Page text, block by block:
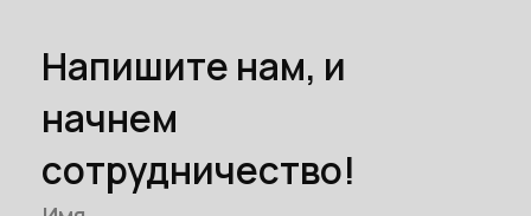
Напишите нам, и
начнем
сотрудничество!